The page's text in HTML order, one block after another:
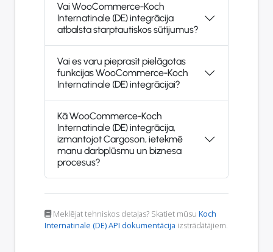
Vai WooCommerce-Koch
Internatinale (DE) integrācija
atbalsta starptautiskos sūtījumus?
Vai es varu pieprasīt pielāgotas
funkcijas WooCommerce-Koch
Internatinale (DE) integrācijai?
Kā WooCommerce-Koch
Internatinale (DE) integrācija,
izmantojot Cargoson, ietekmē
manu darbplūsmu un biznesa
procesus?
Meklējat tehniskos detaļas? Skatiet mūsu Koch
Internatinale (DE) API dokumentācija izstrādātājiem.